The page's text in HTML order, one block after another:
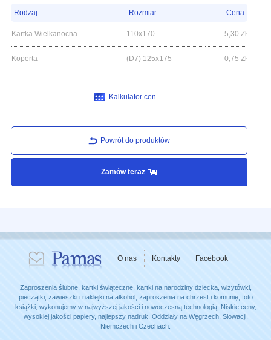
Rodzaj Rozmiar Cena
Kartka Wielkanocna 110x170 5,30 Zł
Koperta (D7) 125x175 0,75 Zł
Kalkulator cen
Powrót do produktów
Zamów teraz
O nas Kontakty Facebook
Zaproszenia ślubne, kartki świąteczne, kartki na narodziny dziecka, wizytówki,
pieczątki, zawieszki i naklejki na alkohol, zaproszenia na chrzest i komunię, foto
książki, wykonujemy w najwyższej jakości i nowoczesną technologią. Niskie ceny,
wysokiej jakości papiery, najlepszy nadruk. Oddziały na Węgrzech, Słowacji,
Niemczech i Czechach.